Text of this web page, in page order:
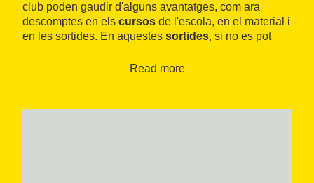
club poden gaudir d'alguns avantatges, com ara
descomptes en els cursos de l'escola, en el material i
en les sortides. En aquestes sortides, si no es pot
tresc, entre d'altres alternatives.
Read more